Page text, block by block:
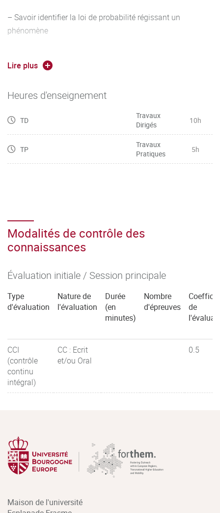
– Savoir identifier la loi de probabilité régissant un
phénomène
Lire plus
Heures d'enseignement
TD
Travaux
Dirigés
10h
TP
Travaux
Pratiques
5h
Modalités de contrôle des
connaissances
Évaluation initiale / Session principale
Type
d'évaluation
Nature de
l'évaluation
Durée
(en
minutes)
Nombre
d'épreuves
de
CCI
(contrôle
continu
intégral)
CC : Ecrit
et/ou Oral
0.5
Maison de l'université